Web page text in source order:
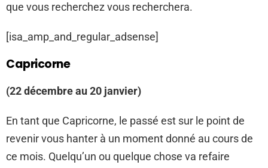
que vous recherchez vous recherchera.
[isa_amp_and_regular_adsense]
Capricorne
(22 décembre au 20 janvier)
En tant que Capricorne, le passé est sur le point de
revenir vous hanter à un moment donné au cours de
ce mois. Quelqu’un ou quelque chose va refaire